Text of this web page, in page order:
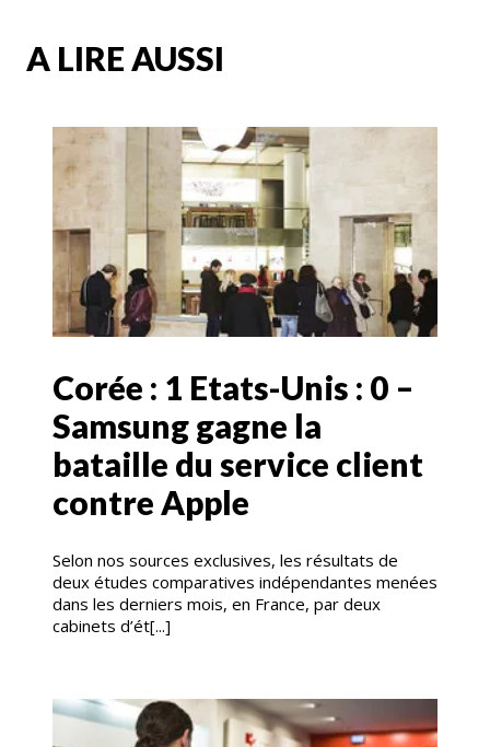
A LIRE AUSSI
Corée : 1 Etats-Unis : 0 –
Samsung gagne la
bataille du service client
contre Apple
Selon nos sources exclusives, les résultats de
deux études comparatives indépendantes menées
dans les derniers mois, en France, par deux
cabinets d’ét[...]